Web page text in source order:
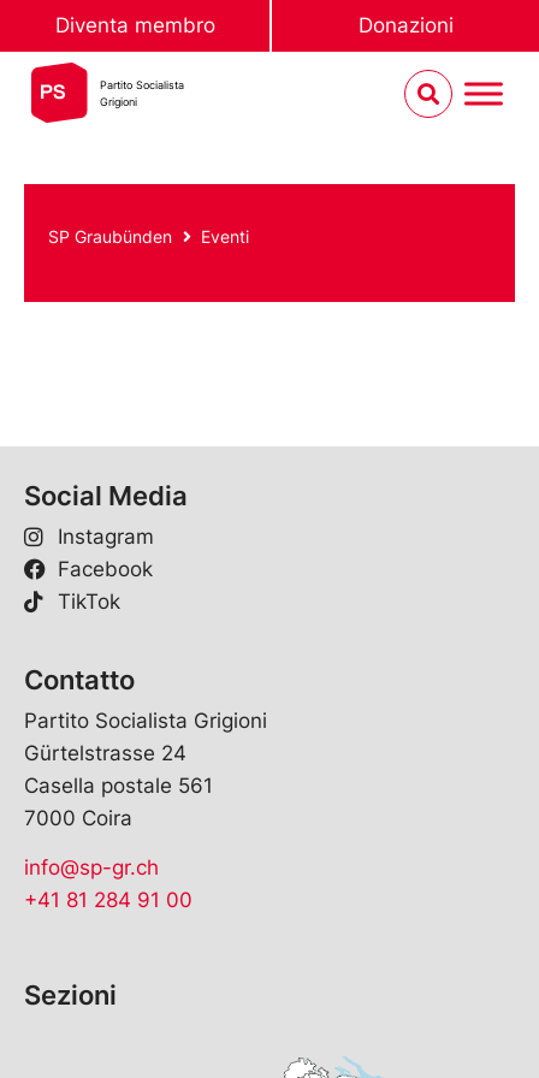
Diventa membro Donazioni
Partito Socialista
Grigioni
SP Graubünden Eventi
Social Media
Instagram
Facebook
TikTok
Contatto
Partito Socialista Grigioni
Gürtelstrasse 24
Casella postale 561
7000 Coira
info@sp-gr.ch
+41 81 284 91 00
Sezioni